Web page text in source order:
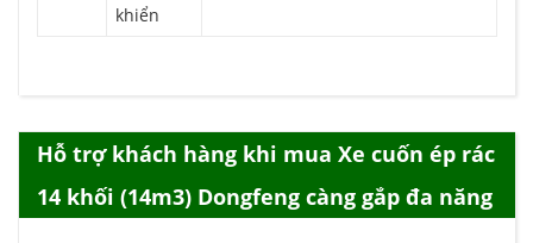
khiển
Hỗ trợ khách hàng khi mua Xe cuốn ép rác
14 khối (14m3) Dongfeng càng gắp đa năng